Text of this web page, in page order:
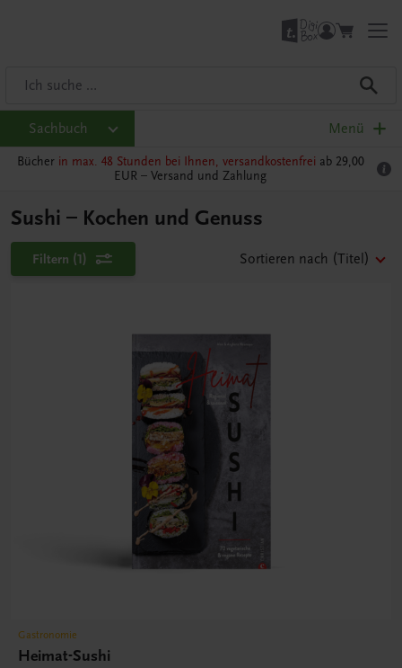
Sachbuch Menü
Bücher in max. 48 Stunden bei Ihnen, versandkostenfrei ab 29,00
EUR – Versand und Zahlung
Sushi – Kochen und Genuss
Filtern (1) Sortieren nach (Titel)
Gastronomie
Heimat-Sushi